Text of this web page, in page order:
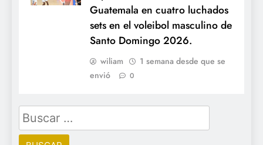
Guatemala en cuatro luchados
sets en el voleibol masculino de
Santo Domingo 2026.
wiliam
1 semana desde que se
envió
0
Buscar: